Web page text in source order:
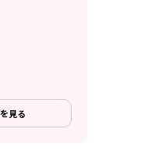
見る